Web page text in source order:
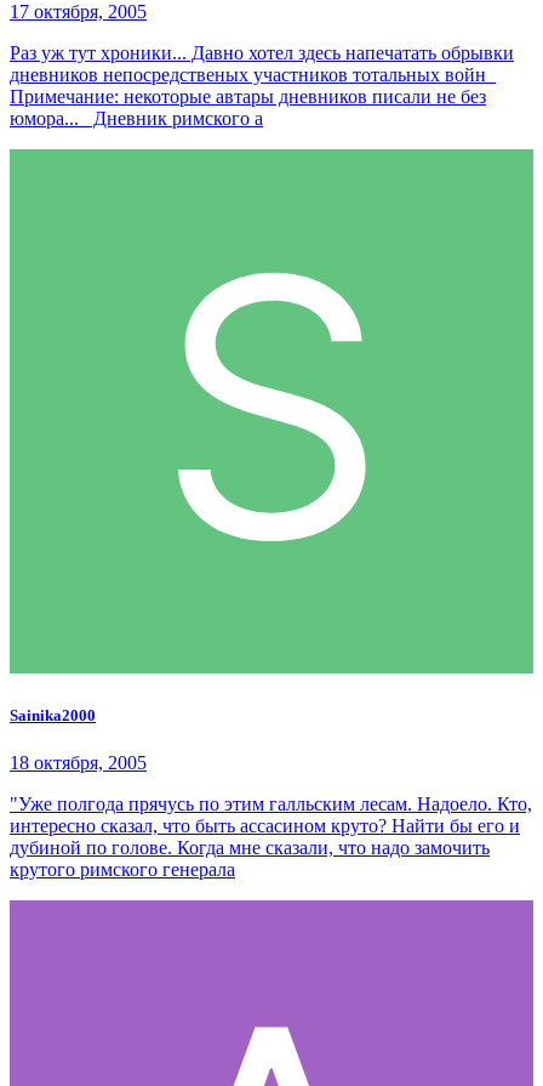
17 октября, 2005
Раз уж тут хроники... Давно хотел здесь напечатать обрывки
дневников непосредственых участников тотальных войн
Примечание: некоторые автары дневников писали не без
юмора... Дневник римского а
Sainika2000
18 октября, 2005
"Уже полгода прячусь по этим галльским лесам. Надоело. Кто,
интересно сказал, что быть ассасином круто? Найти бы его и
дубиной по голове. Когда мне сказали, что надо замочить
крутого римского генерала